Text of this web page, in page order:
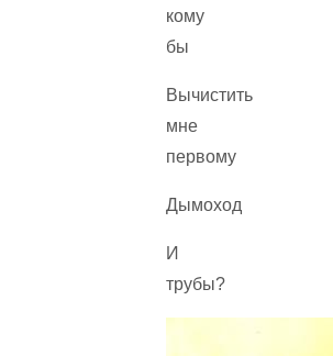
кому
бы
Вычистить
мне
первому
Дымоход
И
трубы?